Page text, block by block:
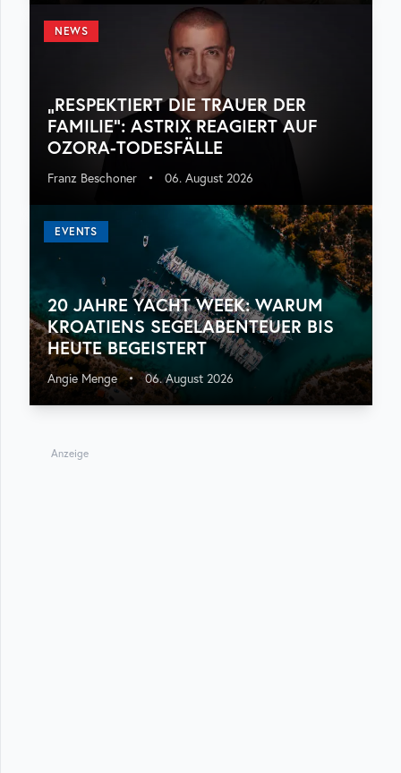
NEWS
„RESPEKTIERT DIE TRAUER DER
FAMILIE“: ASTRIX REAGIERT AUF
OZORA-TODESFÄLLE
Franz Beschoner • 06. August 2026
EVENTS
20 JAHRE YACHT WEEK: WARUM
KROATIENS SEGELABENTEUER BIS
HEUTE BEGEISTERT
Angie Menge • 06. August 2026
Anzeige